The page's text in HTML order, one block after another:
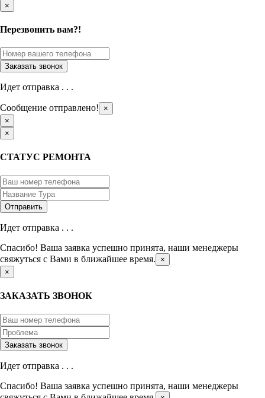
×
Перезвонить вам?!
Идет отправка . . .
Сообщение отправлено!
×
×
×
СТАТУС РЕМОНТА
Идет отправка . . .
Спасибо! Ваша заявка успешно принята, наши менеджеры
свяжуться с Вами в ближайшее время.
×
×
ЗАКАЗАТЬ ЗВОНОК
Идет отправка . . .
Спасибо! Ваша заявка успешно принята, наши менеджеры